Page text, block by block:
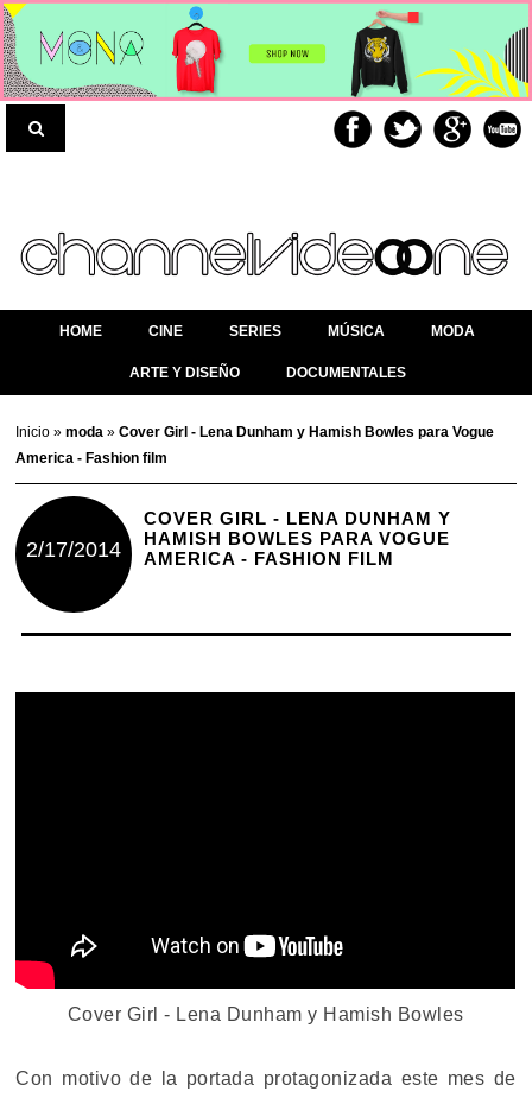
HOME CINE SERIES MÚSICA MODA
ARTE Y DISEÑO DOCUMENTALES
Inicio»moda»Cover Girl - Lena Dunham y Hamish Bowles para Vogue
America - Fashion film
2/17/2014
COVER GIRL - LENA DUNHAM Y
HAMISH BOWLES PARA VOGUE
AMERICA - FASHION FILM
Cover Girl - Lena Dunham y Hamish Bowles
Con motivo de la portada protagonizada este mes de